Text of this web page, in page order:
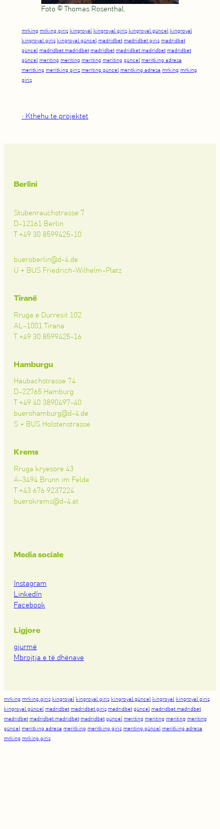
Foto © Thomas Rosenthal.
mrking mrking giriş kingroyal kingroyal giriş kingroyal güncel kingroyal
kingroyal giriş kingroyal güncel madridbet madridbet giriş madridbet
güncel madridbet madridbet madridbet madridbet madridbet madridbet
güncel meriting meriting meriting meriting güncel meritking adresa
meritking meritking giriş meriting güncel meritking adresa mrking mrking
giriş
• Kthehu te projektet
Berlini
Stubenrauchstrasse 7
D-12161 Berlin
T +49 30 8599425-10
bueroberlin@d-4.de
U + BUS Friedrich-Wilhelm-Platz
Tiranë
Rruga e Durresit 102
AL-1001 Tirana
T +49 30 8599425-16
Hamburgu
Haubachstrasse 74
D-22765 Hamburg
T +49 40 3890497-40
buerohamburg@d-4.de
S + BUS Holstenstrasse
Krems
Rruga kryesore 43
A-3494 Brunn im Felde
T +43 676 9237224
buerokrems@d-4.at
Media sociale
Instagram
LinkedIn
Facebook
Ligjore
gjurmë
Mbrojtja e të dhënave
mrking mrking giriş kingroyal kingroyal giriş kingroyal güncel kingroyal kingroyal giriş
kingroyal güncel madridbet madridbet giriş madridbet güncel madridbet madridbet
madridbet madridbet madridbet madridbet güncel meriting meriting meriting meriting
güncel meritking adresa meritking meritking giriş meriting güncel meritking adresa
mrking mrking giriş